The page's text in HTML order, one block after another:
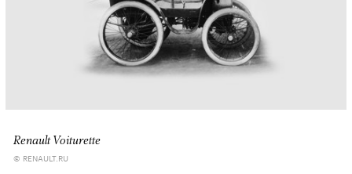
Renault Voiturette
© RENAULT.RU